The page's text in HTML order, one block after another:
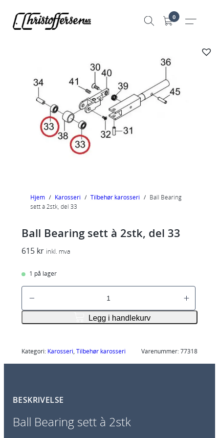
0
Hjem / Karosseri / Tilbehør karosseri / Ball Bearing
sett à 2stk, del 33
Ball Bearing sett à 2stk, del 33
615 kr inkl. mva
1 på lager
B
e
a
n
s
Legg i handlekurv
Kategori: Karosseri, Tilbehør karosseri Varenummer:77318
BESKRIVELSE
Ball Bearing sett à 2stk